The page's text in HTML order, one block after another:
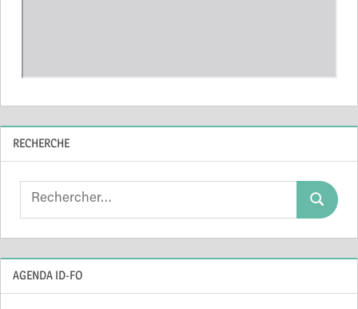
RECHERCHE
Search
Search
AGENDA ID-FO